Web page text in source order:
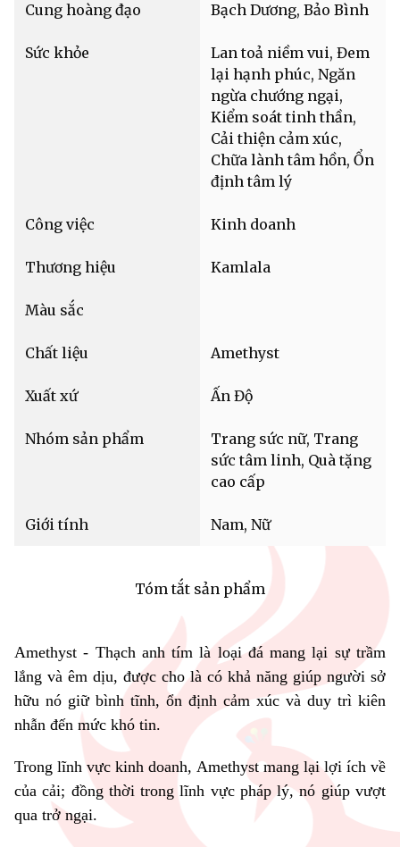
Cung hoàng đạo Bạch Dương, Bảo Bình
Sức khỏe
Lan toả niềm vui, Đem
lại hạnh phúc, Ngăn
ngừa chướng ngại,
Kiểm soát tinh thần,
Cải thiện cảm xúc,
Chữa lành tâm hồn, Ổn
định tâm lý
Công việc Kinh doanh
Thương hiệu Kamlala
Màu sắc
Chất liệu Amethyst
Xuất xứ Ấn Độ
Nhóm sản phẩm
Trang sức nữ, Trang
sức tâm linh, Quà tặng
cao cấp
Giới tính Nam, Nữ
Tóm tắt sản phẩm
Amethyst - Thạch anh tím là loại đá mang lại sự trầm
lắng và êm dịu, được cho là có khả năng giúp người sở
hữu nó giữ bình tĩnh, ổn định cảm xúc và duy trì kiên
nhẫn đến mức khó tin.
Trong lĩnh vực kinh doanh, Amethyst mang lại lợi ích về
của cải; đồng thời trong lĩnh vực pháp lý, nó giúp vượt
qua trở ngại.